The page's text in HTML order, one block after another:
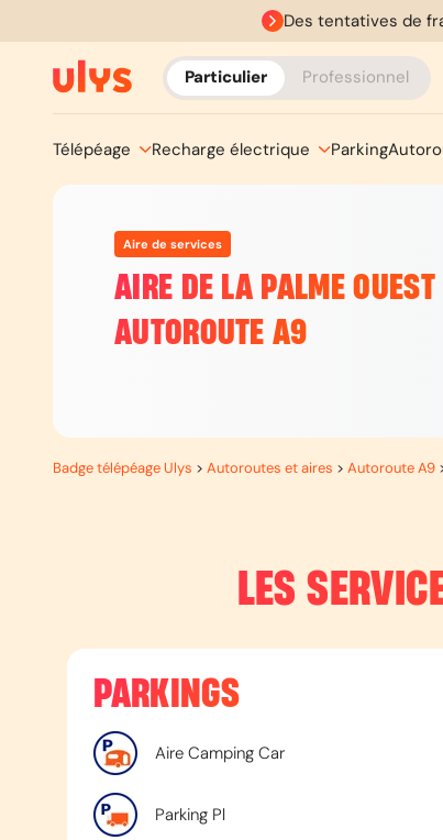
Des tentatives de
Particulier Professionnel
Télépéage Recharge électrique Parking
Aire de services
AIRE DE LA PALME OUEST
AUTOROUTE A9
Badge télépéage Ulys > Autoroutes et aires > Autoroute A9
LES
PARKINGS
Aire Camping Car
Parking Pl